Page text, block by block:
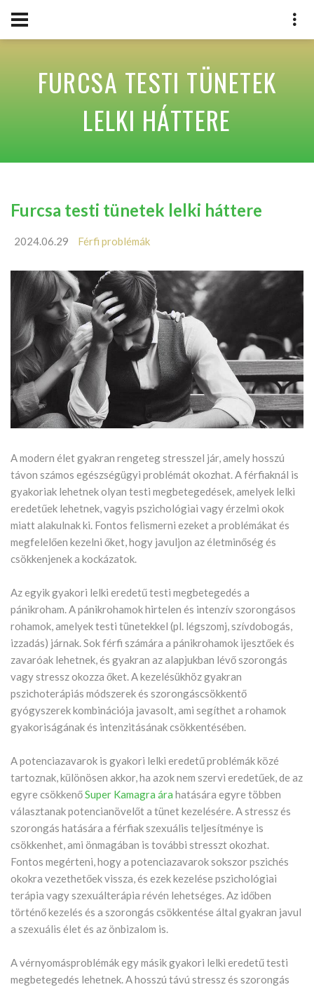
FURCSA TESTI TÜNETEK
LELKI HÁTTERE
Furcsa testi tünetek lelki háttere
2024.06.29 Férfi problémák
A modern élet gyakran rengeteg stresszel jár, amely hosszú
távon számos egészségügyi problémát okozhat. A férfiaknál is
gyakoriak lehetnek olyan testi megbetegedések, amelyek lelki
eredetűek lehetnek, vagyis pszichológiai vagy érzelmi okok
miatt alakulnak ki. Fontos felismerni ezeket a problémákat és
megfelelően kezelni őket, hogy javuljon az életminőség és
csökkenjenek a kockázatok.
Az egyik gyakori lelki eredetű testi megbetegedés a
pánikroham. A pánikrohamok hirtelen és intenzív szorongásos
rohamok, amelyek testi tünetekkel (pl. légszomj, szívdobogás,
izzadás) járnak. Sok férfi számára a pánikrohamok ijesztőek és
zavaróak lehetnek, és gyakran az alapjukban lévő szorongás
vagy stressz okozza őket. A kezelésükhöz gyakran
pszichoterápiás módszerek és szorongáscsökkentő
gyógyszerek kombinációja javasolt, ami segíthet a rohamok
gyakoriságának és intenzitásának csökkentésében.
A potenciazavarok is gyakori lelki eredetű problémák közé
tartoznak, különösen akkor, ha azok nem szervi eredetűek, de az
egyre csökkenőSuper Kamagra ára hatására egyre többen
választanak potencianövelőt a tünet kezelésére. A stressz és
szorongás hatására a férfiak szexuális teljesítménye is
csökkenhet, ami önmagában is további stresszt okozhat.
Fontos megérteni, hogy a potenciazavarok sokszor pszichés
okokra vezethetőek vissza, és ezek kezelése pszichológiai
terápia vagy szexuálterápia révén lehetséges. Az időben
történő kezelés és a szorongás csökkentése által gyakran javul
a szexuális élet és az önbizalom is.
A vérnyomásproblémák egy másik gyakori lelki eredetű testi
megbetegedés lehetnek. A hosszú távú stressz és szorongás